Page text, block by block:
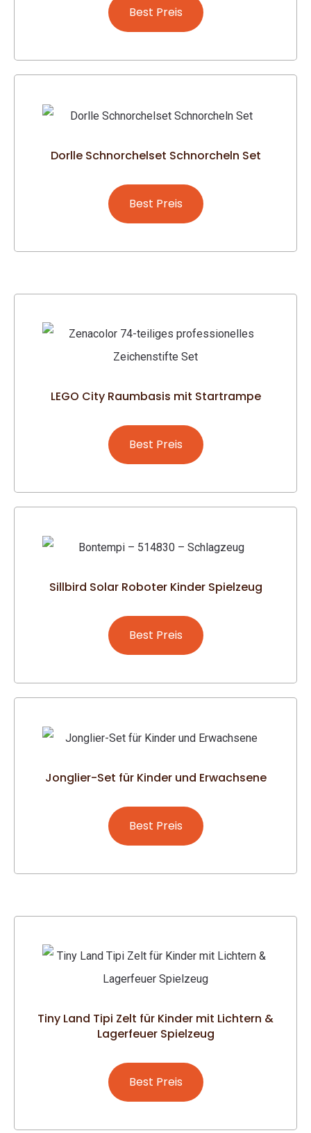
Best Preis
Dorlle Schnorchelset Schnorcheln Set
Best Preis
LEGO City Raumbasis mit Startrampe
Best Preis
Sillbird Solar Roboter Kinder Spielzeug
Best Preis
Jonglier-Set für Kinder und Erwachsene
Best Preis
Tiny Land Tipi Zelt für Kinder mit Lichtern &
Lagerfeuer Spielzeug
Best Preis